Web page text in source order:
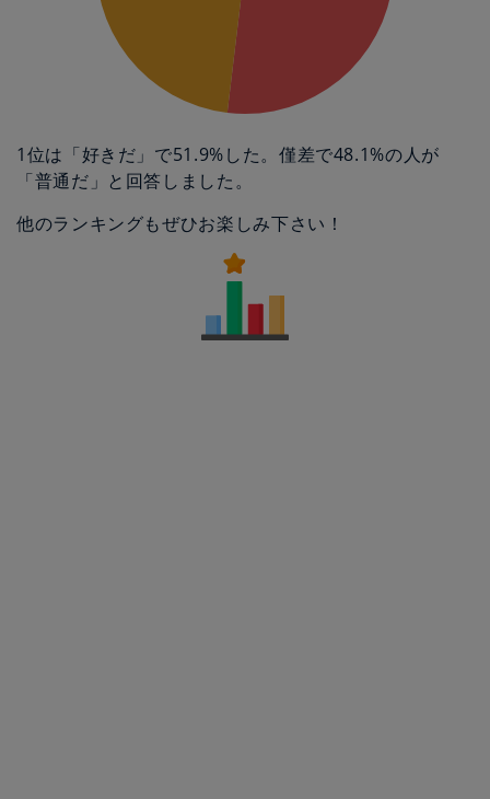
1位は「好きだ」で51.9%した。僅差で48.1%の人が
「普通だ」と回答しました。
他のランキングもぜひお楽しみ下さい！